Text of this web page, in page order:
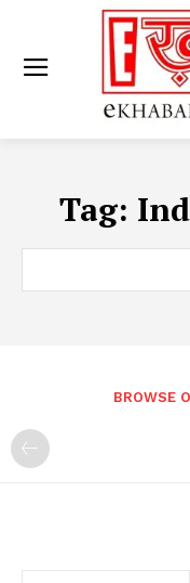
Tag:
BROWSE